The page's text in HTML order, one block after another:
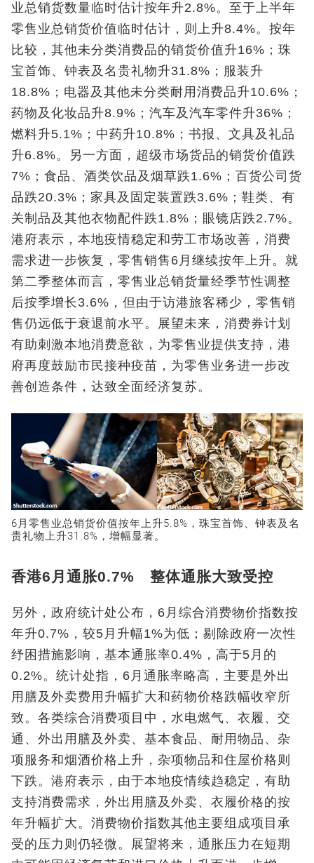
业总销货数量临时估计按年升2.8%。至于上半年
零售业总销货价值临时估计，则上升8.4%。按年
比较，其他未分类消费品的销货价值升16%；珠
宝首饰、钟表及名贵礼物升31.8%；服装升
18.8%；电器及其他未分类耐用消费品升10.6%；
药物及化妆品升8.9%；汽车及汽车零件升36%；
燃料升5.1%；中药升10.8%；书报、文具及礼品
升6.8%。另一方面，超级市场货品的销货价值跌
7%；食品、酒类饮品及烟草跌1.6%；百货公司货
品跌20.3%；家具及固定装置跌3.6%；鞋类、有
关制品及其他衣物配件跌1.8%；眼镜店跌2.7%。
港府表示，本地疫情稳定和劳工市场改善，消费
需求进一步恢复，零售销售6月继续按年上升。就
第二季整体而言，零售业总销货量经季节性调整
后按季增长3.6%，但由于访港旅客稀少，零售销
售仍远低于衰退前水平。展望未来，消费券计划
有助刺激本地消费意欲，为零售业提供支持，港
府再度鼓励市民接种疫苗，为零售业务进一步改
善创造条件，达致全面经济复苏。
6月零售业总销货价值按年上升5.8%，珠宝首饰、钟表及名
贵礼物上升31.8%，增幅显著。
香港6月通胀0.7% 整体通胀大致受控
另外，政府统计处公布，6月综合消费物价指数按
年升0.7%，较5月升幅1%为低；剔除政府一次性
纾困措施影响，基本通胀率0.4%，高于5月的
0.2%。统计处指，6月通胀率略高，主要是外出
用膳及外卖费用升幅扩大和药物价格跌幅收窄所
致。各类综合消费项目中，水电燃气、衣履、交
通、外出用膳及外卖、基本食品、耐用物品、杂
项服务和烟酒价格上升，杂项物品和住屋价格则
下跌。港府表示，由于本地疫情续趋稳定，有助
支持消费需求，外出用膳及外卖、衣履价格的按
年升幅扩大。消费物价指数其他主要组成项目承
受的压力则仍轻微。展望将来，通胀压力在短期